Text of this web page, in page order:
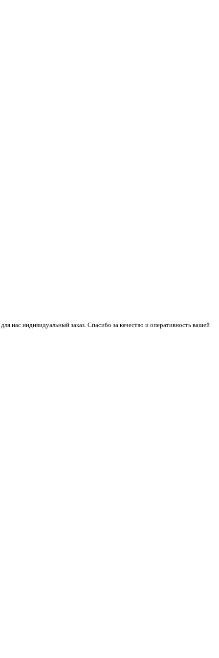
нас индивидуальный заказ. Спасибо за качество и оперативность вашей